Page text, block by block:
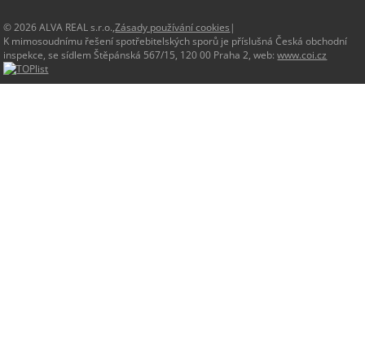
© 2026 ALVA REAL s.r.o.,Zásady používání cookies |
K mimosoudnímu řešení spotřebitelských sporů je příslušná Česká obchodní
inspekce, se sídlem Štěpánská 567/15, 120 00 Praha 2, web:www.coi.cz